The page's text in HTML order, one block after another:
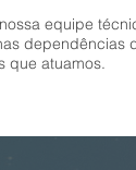
equipe
dependências
que atuamos.